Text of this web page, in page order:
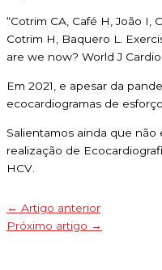
“Cotrim CA, Café H, João I,
Cotrim H, Baquero L.
are we now? World J
Em 2021, e apesar da
ecocardiogramas de
Salientamos ainda que não
realização de
HCV.
← Artigo anterior
Próximo artigo →